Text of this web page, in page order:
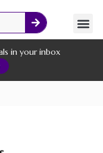
in your inbox